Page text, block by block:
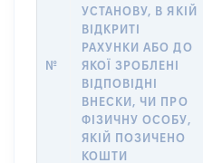
№
УСТАНОВУ, В ЯКІЙ
ВІДКРИТІ
РАХУНКИ АБО ДО
ЯКОЇ ЗРОБЛЕНІ
ВІДПОВІДНІ
ВНЕСКИ, ЧИ ПРО
ФІЗИЧНУ ОСОБУ,
ЯКІЙ ПОЗИЧЕНО
КОШТИ